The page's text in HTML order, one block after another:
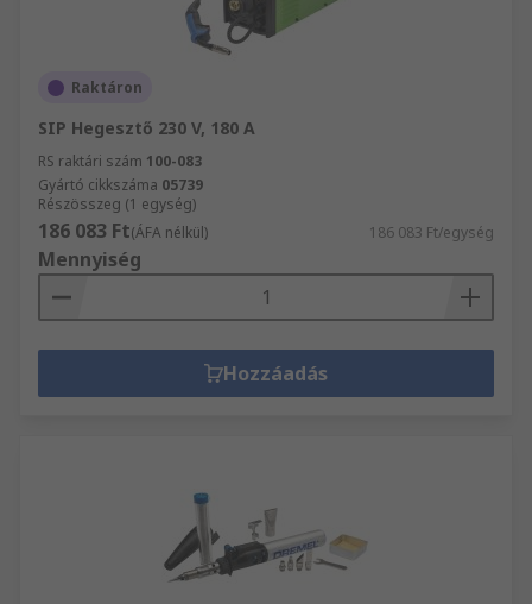
Raktáron
SIP Hegesztő 230 V, 180 A
RS raktári szám 100-083
Gyártó cikkszáma 05739
Részösszeg (1 egység)
186 083 Ft(ÁFA nélkül) 186 083 Ft/egység
Mennyiség
Hozzáadás